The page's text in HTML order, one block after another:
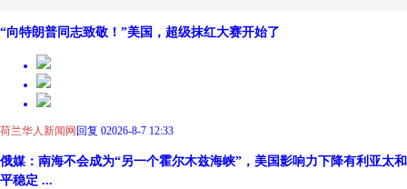
“向特朗普同志致敬！”美国，超级抹红大赛开始了
荷兰华人新闻网回复 02026-8-7 12:33
俄媒：南海不会成为“另一个霍尔木兹海峡”，美国影响力下降有利亚太和
平稳定 ...